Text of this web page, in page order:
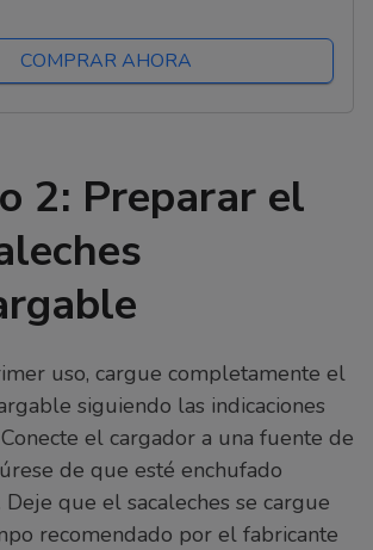
COMPRAR AHORA
2: Preparar el
uso, cargue completamente el
siguiendo las indicaciones
el cargador a una fuente de
de que esté enchufado
que el sacaleches se cargue
recomendado por el fabricante